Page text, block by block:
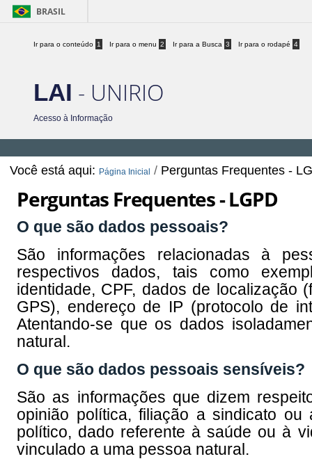
BRASIL
Ir para o conteúdo 1 Ir para o menu 2 Ir para a Busca 3 Ir para o rodapé 4
LAI - UNIRIO
Acesso à Informação
Você está aqui: Página Inicial / Perguntas Frequentes -
Perguntas Frequentes - LGPD
O que são dados pessoais?
São informações relacionadas à
respectivos dados, tais como
identidade, CPF, dados de localização
GPS), endereço de IP (protocolo de
Atentando-se que os dados
natural.
O que são dados pessoais sensíveis?
São as informações que dizem
opinião política, filiação a sindicato
político, dado referente à saúde ou à
vinculado a uma pessoa natural.